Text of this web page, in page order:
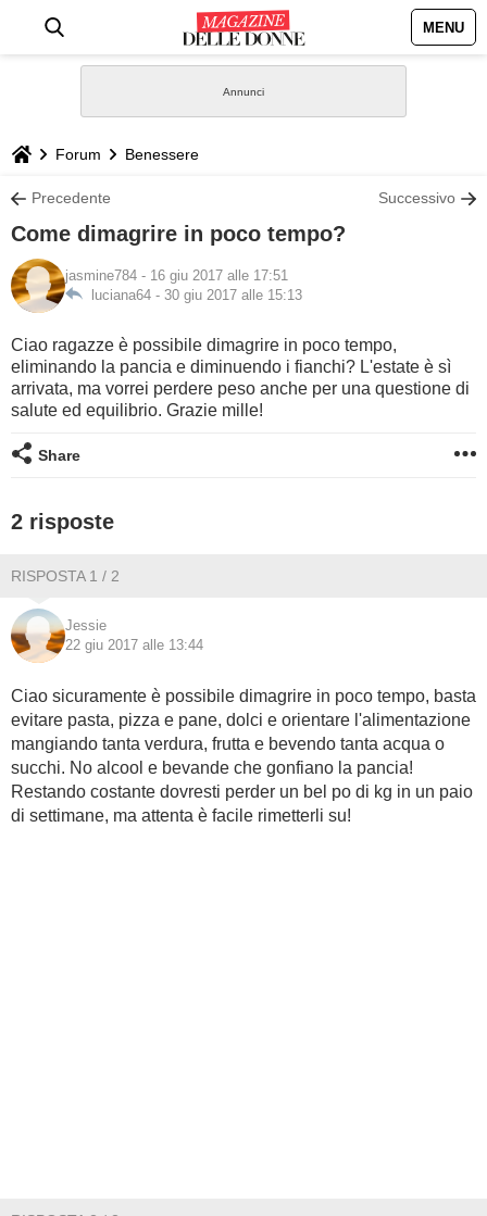
MENU
STILE
DEFINIZIONI
GASTRONOMIA
CAPELLI
BAMBINO
DIETA
GUIDE
FORUM
Forum Benessere
Precedente Successivo
Come dimagrire in poco tempo?
jasmine784 - 16 giu 2017 alle 17:51
luciana64 - 30 giu 2017 alle 15:13
Ciao ragazze è possibile dimagrire in poco tempo,
eliminando la pancia e diminuendo i fianchi? L'estate è sì
arrivata, ma vorrei perdere peso anche per una questione di
salute ed equilibrio. Grazie mille!
Share
2 risposte
RISPOSTA 1 / 2
Jessie
22 giu 2017 alle 13:44
Ciao sicuramente è possibile dimagrire in poco tempo, basta
evitare pasta, pizza e pane, dolci e orientare l'alimentazione
mangiando tanta verdura, frutta e bevendo tanta acqua o
succhi. No alcool e bevande che gonfiano la pancia!
Restando costante dovresti perder un bel po di kg in un paio
di settimane, ma attenta è facile rimetterli su!